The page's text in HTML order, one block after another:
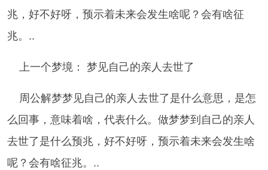
兆，好不好呀，预示着未来会发生啥呢？会有啥征
兆。..
上一个梦境： 梦见自己的亲人去世了
周公解梦梦见自己的亲人去世了是什么意思，是怎
么回事，意味着啥，代表什么。做梦梦到自己的亲人
去世了是什么预兆，好不好呀，预示着未来会发生啥
呢？会有啥征兆。..